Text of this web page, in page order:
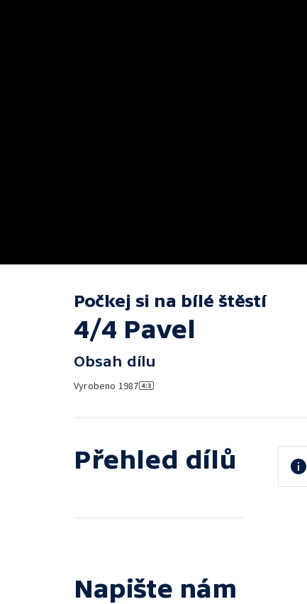
Počkej si na bílé štěstí
4/4 Pavel
Obsah dílu
Vyrobeno 1987
Přehled dílů
Napište nám